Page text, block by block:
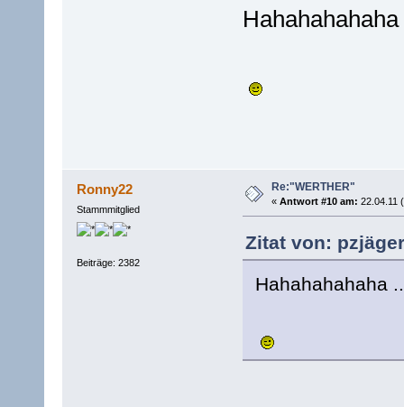
Ronny22
Stammmitglied
Beiträge: 2382
Re:"WERTHER"
« Antwort #10 am: 22.04.11
Zitat von:
Hahahahahaha